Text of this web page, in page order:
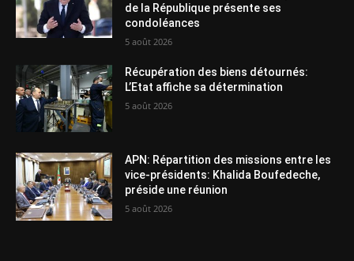
de la République présente ses
condoléances
5 août 2026
Récupération des biens détournés:
L’Etat affiche sa détermination
5 août 2026
APN: Répartition des missions entre les
vice-présidents: Khalida Boufedeche,
préside une réunion
5 août 2026